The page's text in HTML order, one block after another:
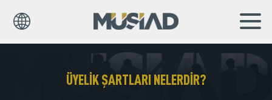
TR
EN
ÜYELIK ŞARTLARI NELERDIR?